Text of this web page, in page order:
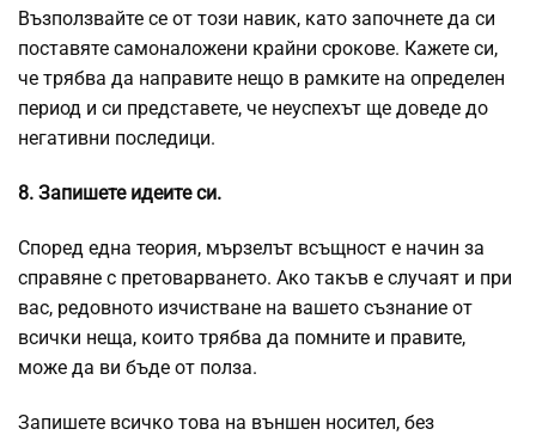
Възползвайте се от този навик, като започнете да си
поставяте самоналожени крайни срокове. Кажете си,
че трябва да направите нещо в рамките на определен
период и си представете, че неуспехът ще доведе до
негативни последици.
8. Запишете идеите си.
Според една теория, мързелът всъщност е начин за
справяне с претоварването. Ако такъв е случаят и при
вас, редовното изчистване на вашето съзнание от
всички неща, които трябва да помните и правите,
може да ви бъде от полза.
Запишете всичко това на външен носител, без